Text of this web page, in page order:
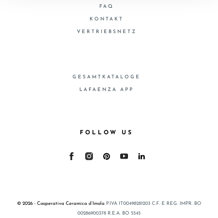
FAQ
KONTAKT
VERTRIEBSNETZ
GESAMTKATALOGE
LAFAENZA APP
FOLLOW US
© 2026 - Cooperativa Ceramica d’Imola P.IVA IT00498281203 C.F. E REG. IMPR. BO
00286900378 R.E.A. BO 5545